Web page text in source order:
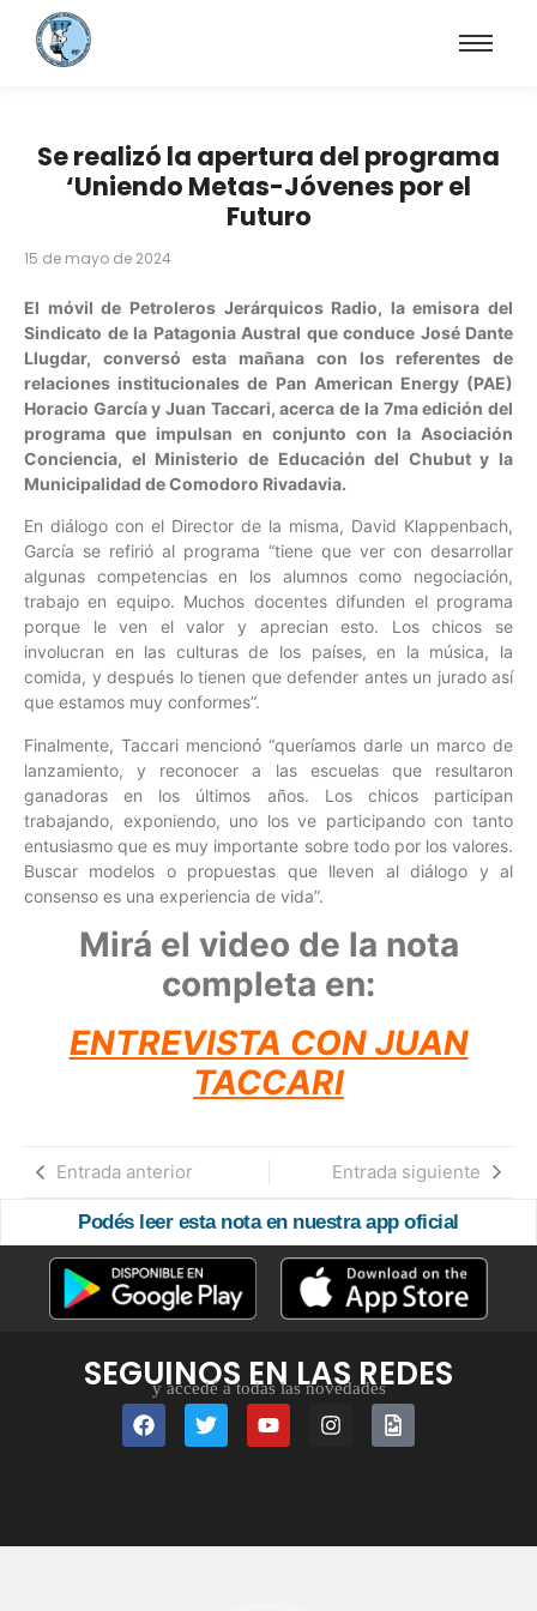
Se realizó la apertura del programa
‘Uniendo Metas-Jóvenes por el
Futuro
15 de mayo de 2024
El móvil de Petroleros Jerárquicos Radio, la emisora del
Sindicato de la Patagonia Austral que conduce José Dante
Llugdar, conversó esta mañana con los referentes de
relaciones institucionales de Pan American Energy (PAE)
Horacio García y Juan Taccari, acerca de la 7ma edición del
programa que impulsan en conjunto con la Asociación
Conciencia, el Ministerio de Educación del Chubut y la
Municipalidad de Comodoro Rivadavia.
En diálogo con el Director de la misma, David Klappenbach,
García se refirió al programa “tiene que ver con desarrollar
algunas competencias en los alumnos como negociación,
trabajo en equipo. Muchos docentes difunden el programa
porque le ven el valor y aprecian esto. Los chicos se
involucran en las culturas de los países, en la música, la
comida, y después lo tienen que defender antes un jurado así
que estamos muy conformes”.
Finalmente, Taccari mencionó “queríamos darle un marco de
lanzamiento, y reconocer a las escuelas que resultaron
ganadoras en los últimos años. Los chicos participan
trabajando, exponiendo, uno los ve participando con tanto
entusiasmo que es muy importante sobre todo por los valores.
Buscar modelos o propuestas que lleven al diálogo y al
consenso es una experiencia de vida”.
Mirá el video de la nota
completa en:
ENTREVISTA CON JUAN
TACCARI
Entrada anterior Entrada siguiente
Podés leer esta nota en nuestra app oficial
SEGUINOS EN LAS REDES
y accedé a todas las novedades